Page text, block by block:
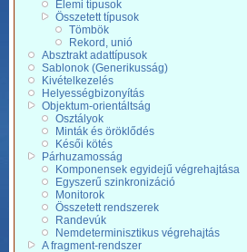
Elemi típusok
Összetett típusok
Tömbök
Rekord, unió
Absztrakt adattípusok
Sablonok (Generikusság)
Kivételkezelés
Helyességbizonyítás
Objektum-orientáltság
Osztályok
Minták és öröklődés
Késői kötés
Párhuzamosság
Komponensek egyidejű végrehajtása
Egyszerű szinkronizáció
Monitorok
Összetett rendszerek
Randevúk
Nemdeterminisztikus végrehajtás
A fragment-rendszer